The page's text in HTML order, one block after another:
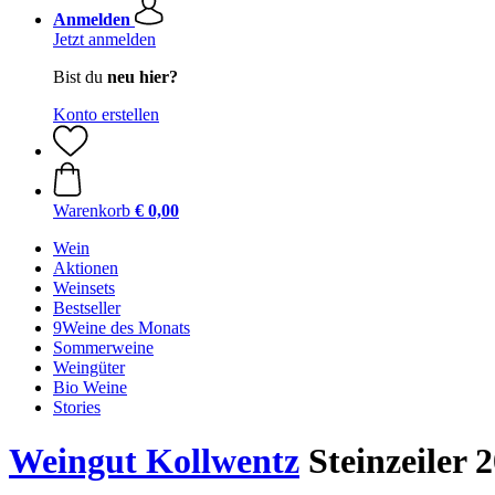
Anmelden
Jetzt anmelden
Bist du neu hier?
Konto erstellen
Warenkorb € 0,00
Wein
Aktionen
Weinsets
Bestseller
9Weine des Monats
Sommerweine
Weingüter
Bio Weine
Stories
Weingut Kollwentz Steinzeiler